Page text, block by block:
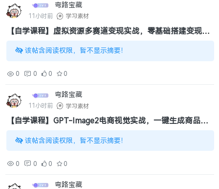
弯路宝藏
11小时前 学习素材
【自学课程】虚拟资源多赛道变现实战，零基础搭建变现矩
该帖含阅读权限，暂不显示摘要！
0 0 0 0
弯路宝藏
11小时前 学习素材
【自学课程】GPT-Image2电商视觉实战，一键生成商品主
该帖含阅读权限，暂不显示摘要！
0 0 0 0
弯路宝藏